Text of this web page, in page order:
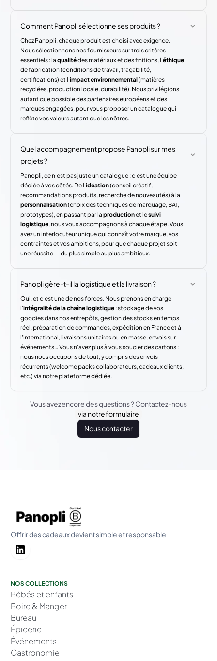
Comment Panopli sélectionne ses produits ?
Chez Panopli, chaque produit est choisi avec exigence.
Nous sélectionnons nos fournisseurs sur trois critères
essentiels : laqualitédes matériaux et des finitions, l'éthique
de fabrication (conditions de travail, traçabilité,
certifications) et l'impact environnemental(matières
recyclées, production locale, durabilité). Nous privilégions
autant que possible des partenaires européens et des
marques engagées, pour vous proposer un catalogue qui
reflète vos valeurs autant que les nôtres.
Quel accompagnement propose Panopli sur mes
projets ?
Panopli, ce n'est pas juste un catalogue : c'est une équipe
dédiée à vos côtés. De l'idéation(conseil créatif,
recommandations produits, recherche de nouveautés) à la
personnalisation(choix des techniques de marquage, BAT,
prototypes), en passant par laproductionet lesuivi
logistique, nous vous accompagnons à chaque étape. Vous
avez un interlocuteur unique qui connaît votre marque, vos
contraintes et vos ambitions, pour que chaque projet soit
une réussite — du plus simple au plus ambitieux.
Panopli gère-t-il la logistique et la livraison ?
Oui, et c'est une de nos forces. Nous prenons en charge
l'intégralité de la chaîne logistique : stockage de vos
goodies dans nos entrepôts, gestion des stocks en temps
réel, préparation de commandes, expédition en France et à
l'international, livraisons unitaires ou en masse, envois sur
événements… Vous n'avez plus à vous soucier des cartons :
nous nous occupons de tout, y compris des envois
récurrents (welcome packs collaborateurs, cadeaux clients,
etc.) via notre plateforme dédiée.
Vous avez encore des questions ? Contactez-nous
via notre formulaire
Nous contacter
Offrir des cadeaux devient simple et responsable
NOS COLLECTIONS
Bébés et enfants
Boire & Manger
Bureau
Épicerie
Événements
Gastronomie